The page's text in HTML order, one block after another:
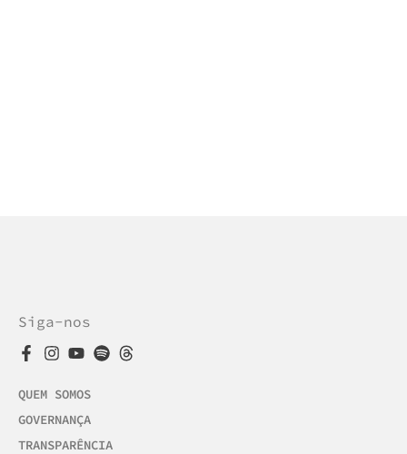
Siga-nos
QUEM SOMOS
GOVERNANÇA
TRANSPARÊNCIA